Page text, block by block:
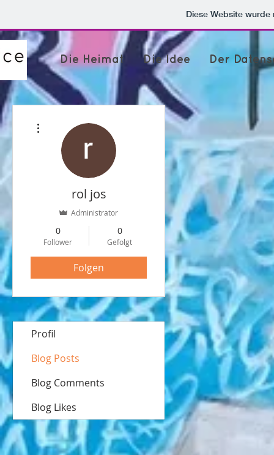
Diese Website
Die Heimat Die Idee Der
rol jos
Administrator
0
Follower
0
Gefolgt
Folgen
Profil
Blog Posts
Blog Comments
Blog Likes